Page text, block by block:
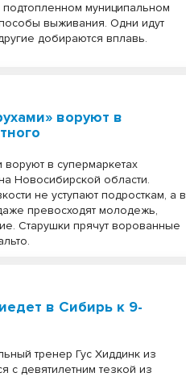
муниципальном
выживания. Одни идут
добираются вплавь.
воруют в
в супермаркетах
Новосибирской области.
не уступают подросткам, а в
превосходят молодежь,
Старушки прячут ворованные
в Сибирь к 9-
тренер Гус Хиддинк из
с девятилетним тезкой из